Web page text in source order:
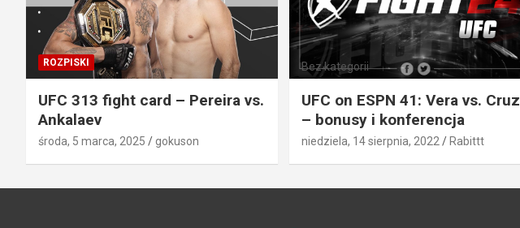
ROZPISKI
UFC 313 fight card – Pereira vs.
Ankalaev
środa, 5 marca, 2025 gokuson
Bez kategorii
UFC on ESPN 41: Vera vs. Cruz
– bonusy i konferencja
niedziela, 14 sierpnia, 2022 Rabittt